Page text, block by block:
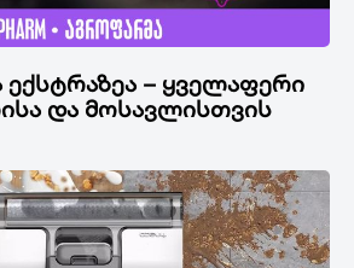
– ყველაფერი
და მოსავლისთვის